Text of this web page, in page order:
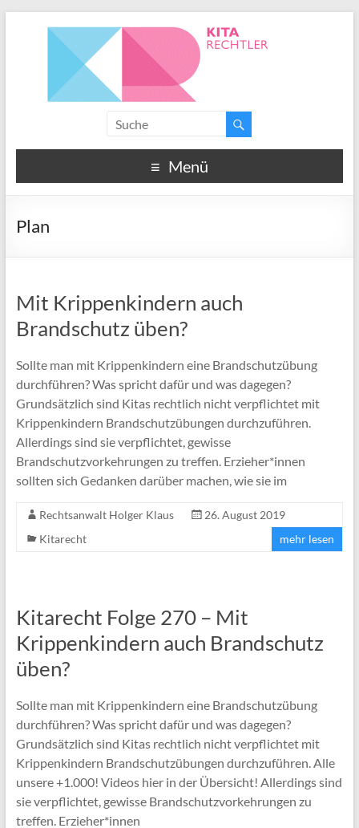
Menü
Plan
Mit Krippenkindern auch
Brandschutz üben?
Sollte man mit Krippenkindern eine Brandschutzübung
durchführen? Was spricht dafür und was dagegen?
Grundsätzlich sind Kitas rechtlich nicht verpflichtet mit
Krippenkindern Brandschutzübungen durchzuführen.
Allerdings sind sie verpflichtet, gewisse
Brandschutzvorkehrungen zu treffen. Erzieher*innen
sollten sich Gedanken darüber machen, wie sie im
Rechtsanwalt Holger Klaus
26. August 2019
Kitarecht
mehr lesen
Kitarecht Folge 270 – Mit
Krippenkindern auch Brandschutz
üben?
Sollte man mit Krippenkindern eine Brandschutzübung
durchführen? Was spricht dafür und was dagegen?
Grundsätzlich sind Kitas rechtlich nicht verpflichtet mit
Krippenkindern Brandschutzübungen durchzuführen. Alle
unsere +1.000! Videos hier in der Übersicht! Allerdings sind
sie verpflichtet, gewisse Brandschutzvorkehrungen zu
treffen. Erzieher*innen